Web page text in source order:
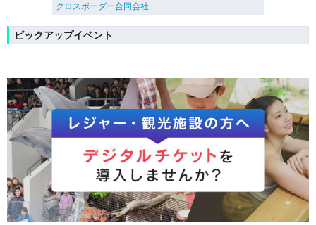
クロスボーダー合同会社
ピックアップイベント